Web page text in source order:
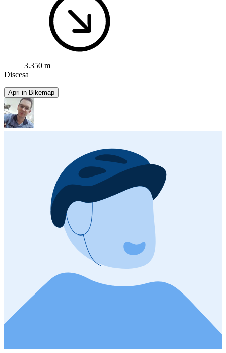
3.350 m
Discesa
Apri in Bikemap